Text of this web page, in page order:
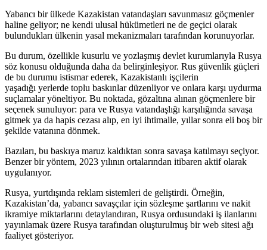
Yabancı bir ülkede Kazakistan vatandaşları savunmasız göçmenler
haline geliyor; ne kendi ulusal hükümetleri ne de geçici olarak
bulundukları ülkenin yasal mekanizmaları tarafından korunuyorlar.
Bu durum, özellikle kusurlu ve yozlaşmış devlet kurumlarıyla Rusya
söz konusu olduğunda daha da belirginleşiyor. Rus güvenlik güçleri
de bu durumu istismar ederek, Kazakistanlı işçilerin
yaşadığı yerlerde toplu baskınlar düzenliyor ve onlara karşı uydurma
suçlamalar yöneltiyor. Bu noktada, gözaltına alınan göçmenlere bir
seçenek sunuluyor: para ve Rusya vatandaşlığı karşılığında savaşa
gitmek ya da hapis cezası alıp, en iyi ihtimalle, yıllar sonra eli boş bir
şekilde vatanına dönmek.
Bazıları, bu baskıya maruz kaldıktan sonra savaşa katılmayı seçiyor.
Benzer bir yöntem, 2023 yılının ortalarından itibaren aktif olarak
uygulanıyor.
Rusya, yurtdışında reklam sistemleri de geliştirdi. Örneğin,
Kazakistan’da, yabancı savaşçılar için sözleşme şartlarını ve nakit
ikramiye miktarlarını detaylandıran, Rusya ordusundaki iş ilanlarını
yayınlamak üzere Rusya tarafından oluşturulmuş bir web sitesi ağı
faaliyet gösteriyor.